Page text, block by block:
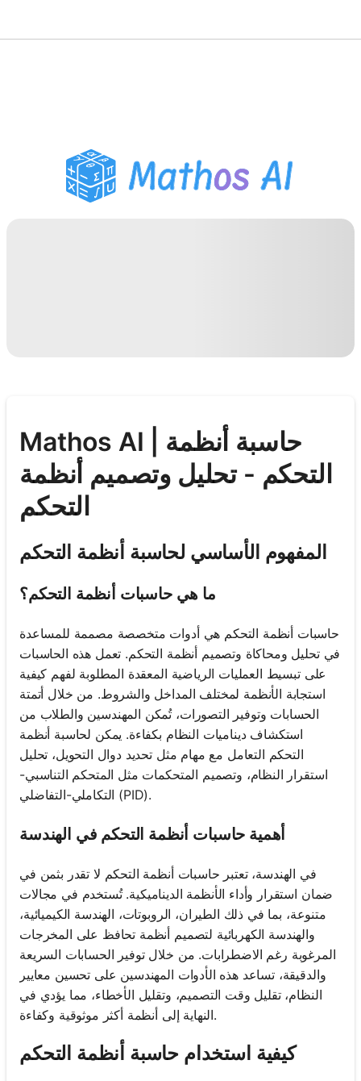
مساعد واجبات PDF
أدوات الدراسة
Mathos AI | حاسبة أنظمة
التحكم - تحليل وتصميم أنظمة
التحكم
المفهوم الأساسي لحاسبة أنظمة التحكم
ما هي حاسبات أنظمة التحكم؟
حاسبات أنظمة التحكم هي أدوات متخصصة مصممة للمساعدة
في تحليل ومحاكاة وتصميم أنظمة التحكم. تعمل هذه الحاسبات
على تبسيط العمليات الرياضية المعقدة المطلوبة لفهم كيفية
استجابة الأنظمة لمختلف المداخل والشروط. من خلال أتمتة
الحسابات وتوفير التصورات، تُمكن المهندسين والطلاب من
استكشاف ديناميات النظام بكفاءة. يمكن لحاسبة أنظمة
التحكم التعامل مع مهام مثل تحديد دوال التحويل، تحليل
استقرار النظام، وتصميم المتحكمات مثل المتحكم التناسبي-
التكاملي-التفاضلي (PID).
أهمية حاسبات أنظمة التحكم في الهندسة
في الهندسة، تعتبر حاسبات أنظمة التحكم لا تقدر بثمن في
ضمان استقرار وأداء الأنظمة الديناميكية. تُستخدم في مجالات
متنوعة، بما في ذلك الطيران، الروبوتات، الهندسة الكيميائية،
والهندسة الكهربائية لتصميم أنظمة تحافظ على المخرجات
المرغوبة رغم الاضطرابات. من خلال توفير الحسابات السريعة
والدقيقة، تساعد هذه الأدوات المهندسين على تحسين معايير
النظام، تقليل وقت التصميم، وتقليل الأخطاء، مما يؤدي في
النهاية إلى أنظمة أكثر موثوقية وكفاءة.
كيفية استخدام حاسبة أنظمة التحكم